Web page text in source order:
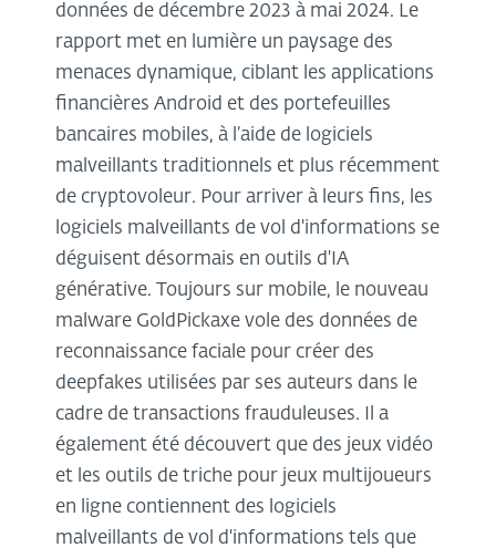
données de décembre 2023 à mai 2024. Le
rapport met en lumière un paysage des
menaces dynamique, ciblant les applications
financières Android et des portefeuilles
bancaires mobiles, à l’aide de logiciels
malveillants traditionnels et plus récemment
de cryptovoleur. Pour arriver à leurs fins, les
logiciels malveillants de vol d'informations se
déguisent désormais en outils d'IA
générative. Toujours sur mobile, le nouveau
malware GoldPickaxe vole des données de
reconnaissance faciale pour créer des
deepfakes utilisées par ses auteurs dans le
cadre de transactions frauduleuses. Il a
également été découvert que des jeux vidéo
et les outils de triche pour jeux multijoueurs
en ligne contiennent des logiciels
malveillants de vol d'informations tels que